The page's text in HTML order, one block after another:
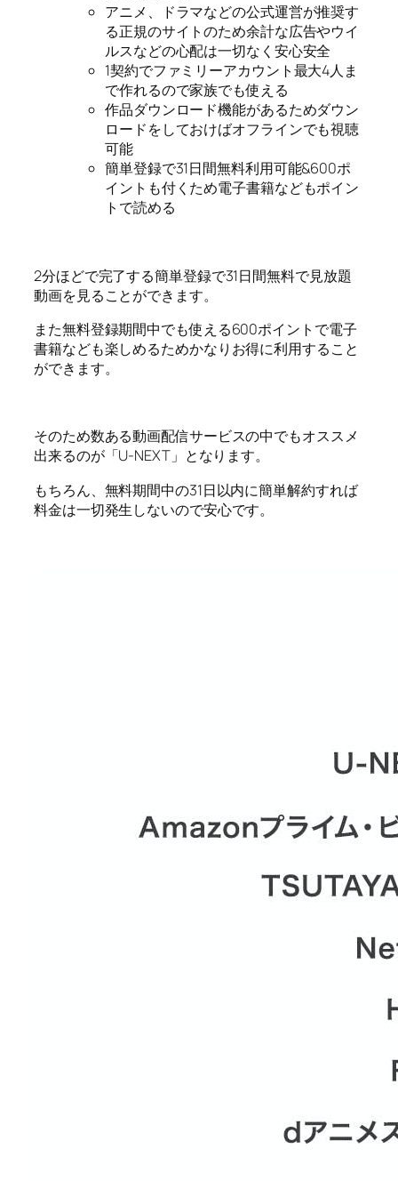
アニメ、ドラマなどの公式運営が推奨す
る正規のサイトのため余計な広告やウイ
ルスなどの心配は一切なく安心安全
1契約でファミリーアカウント最大4人ま
で作れるので家族でも使える
作品ダウンロード機能があるためダウン
ロードをしておけばオフラインでも視聴
可能
簡単登録で31日間無料利用可能&600ポ
イントも付くため電子書籍などもポイン
トで読める
2分ほどで完了する簡単登録で31日間無料で見放題
動画を見ることができます。
また無料登録期間中でも使える600ポイントで電子
書籍なども楽しめるためかなりお得に利用すること
ができます。
そのため数ある動画配信サービスの中でもオススメ
出来るのが「U-NEXT」となります。
もちろん、無料期間中の31日以内に簡単解約すれば
料金は一切発生しないので安心です。